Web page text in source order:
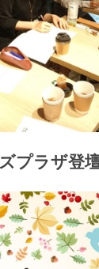
プラザ登